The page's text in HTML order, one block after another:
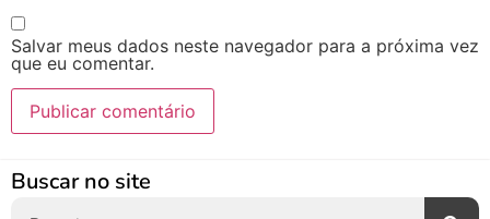
Salvar meus dados neste navegador para a próxima vez
que eu comentar.
Buscar no site